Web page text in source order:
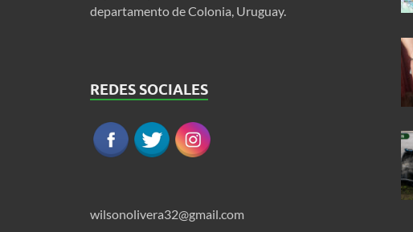
departamento de Colonia, Uruguay.
REDES SOCIALES
wilsonolivera32@gmail.com